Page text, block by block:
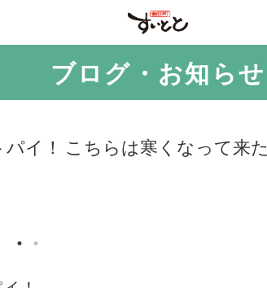
ブログ・お知らせ
イ！ こちらは寒くなって来た